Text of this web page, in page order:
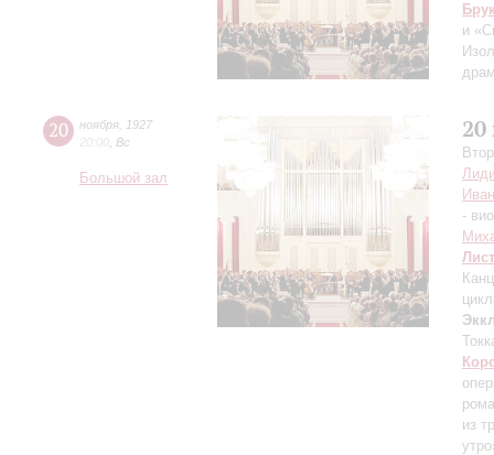
и
20 ноября
1927
20:00 Вс
Большой зал
20
-
Лист
из